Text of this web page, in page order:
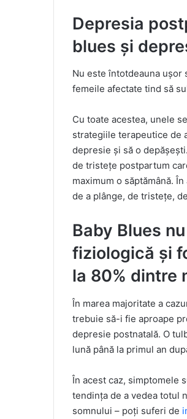
Depresia
blues și
Nu este întotdeauna ușor
femeile afectate tind să
Cu toate acestea, unele
strategiile terapeutice de
depresie și să o
de tristețe postpartum
maximum o săptămână.
de a plânge, de tristețe,
Baby Blues
fiziologică și
la 80% dintre
În marea majoritate a
trebuie să-i fie aproape
depresie postnatală. O
lună până la primul an
În acest caz, simptomele
tendința de a vedea totul
somnului – poți suferi de